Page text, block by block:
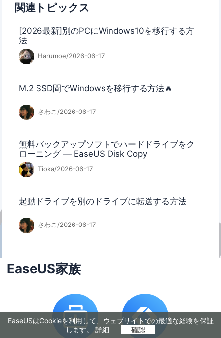
EaseUSはCookieを利用して、ウェブサイトでの最適な経験を保証
します。 詳細 確認
関連トピックス
[2026最新]別のPCにWindows10を移行する方
法
Harumoe/2026-06-17
M.2 SSD間でWindowsを移行する方法🔥
さわこ/2026-06-17
無料バックアップソフトでハードドライブをク
ローニング ― EaseUS Disk Copy
Tioka/2026-06-17
起動ドライブを別のドライブに転送する方法
さわこ/2026-06-17
EaseUS家族